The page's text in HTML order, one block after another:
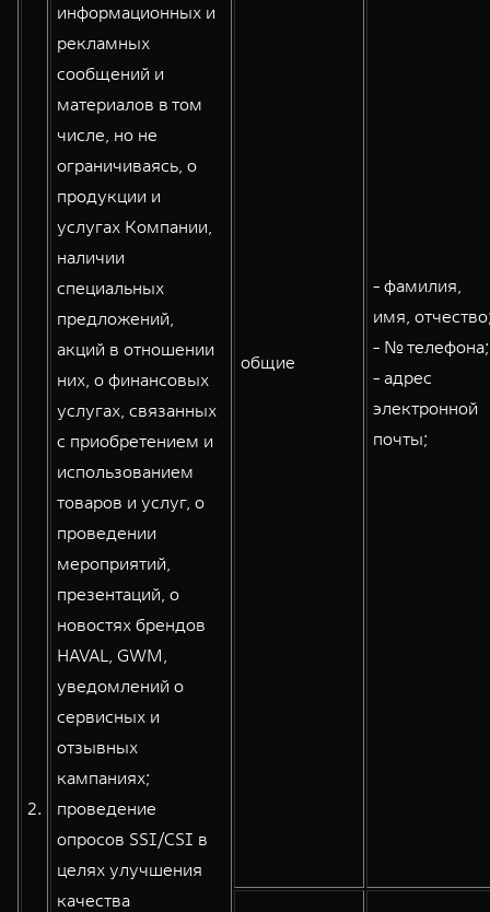
2.
информационных и
рекламных
сообщений и
материалов в том
числе, но не
ограничиваясь, о
продукции и
услугах Компании,
наличии
специальных
предложений,
акций в отношении
них, о финансовых
услугах, связанных
с приобретением и
использованием
товаров и услуг, о
проведении
мероприятий,
презентаций, о
новостях брендов
HAVAL, GWM,
уведомлений о
сервисных и
отзывных
кампаниях;
проведение
опросов SSI/CSI в
целях улучшения
качества
общие
- фамилия,
имя,
- № телефона;
- адрес
электронной
почты;